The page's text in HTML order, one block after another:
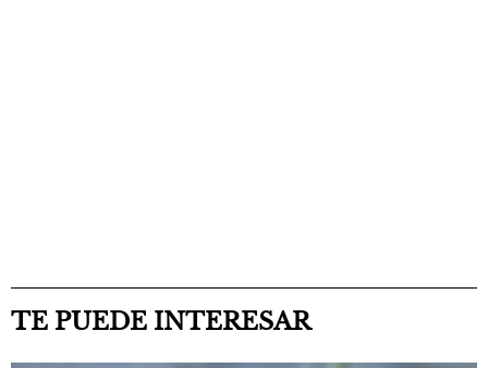
TE PUEDE INTERESAR